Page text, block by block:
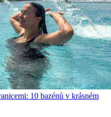
10 bazénů v krásném